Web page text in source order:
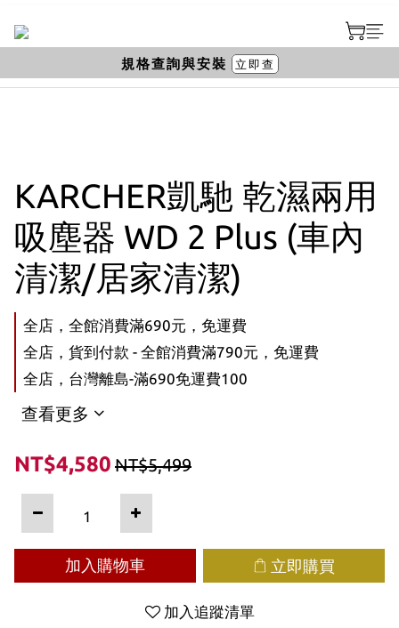
KARCHER凱馳 乾濕兩用
吸塵器 WD 2 Plus (車內
清潔/居家清潔)
全店，全館消費滿690元，免運費
全店，貨到付款 - 全館消費滿790元，免運費
全店，台灣離島-滿690免運費100
查看更多
NT$4,580 NT$5,499
加入購物車 立即購買
加入追蹤清單
規格查詢與安裝 立即查